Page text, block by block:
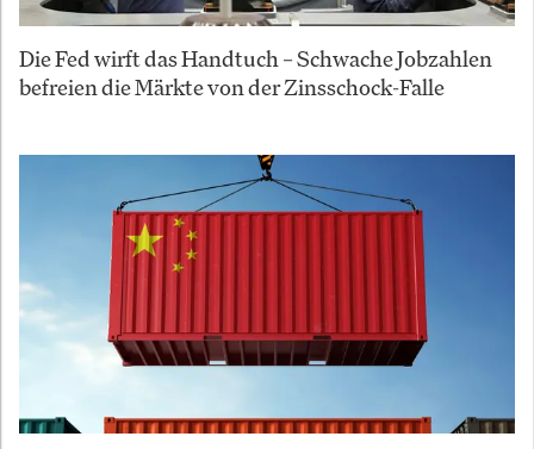
Die Fed wirft das Handtuch – Schwache Jobzahlen
befreien die Märkte von der Zinsschock-Falle